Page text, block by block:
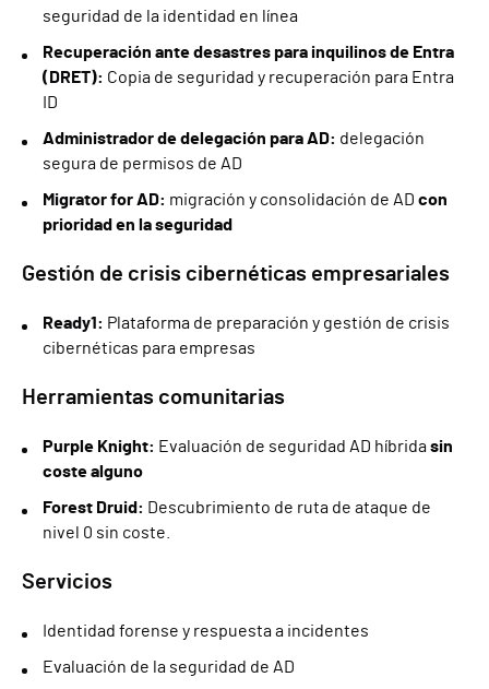
seguridad de la identidad en línea
Recuperación ante desastres para inquilinos de Entra
(DRET): Copia de seguridad y recuperación para Entra
ID
Administrador de delegación para AD: delegación
segura de permisos de AD
Migrator for AD: migración y consolidación de AD con
prioridad en la seguridad
Gestión de crisis cibernéticas empresariales
Ready1: Plataforma de preparación y gestión de crisis
cibernéticas para empresas
Herramientas comunitarias
Purple Knight: Evaluación de seguridad AD híbridasin
coste alguno
Forest Druid: Descubrimiento de ruta de ataque de
nivel 0 sin coste.
Servicios
Identidad forense y respuesta a incidentes
Evaluación de la seguridad de AD